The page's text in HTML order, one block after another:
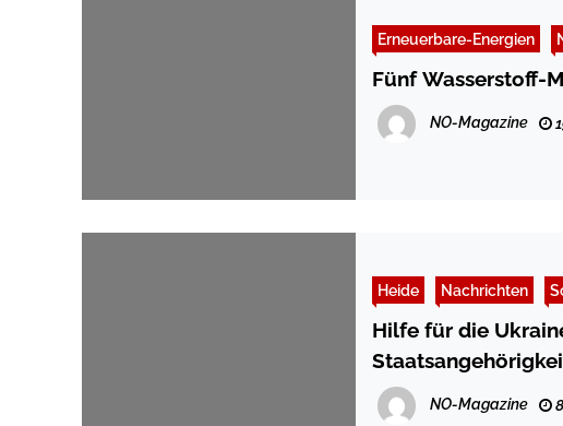
Erneuerbare-Energien
Fünf Wasserstoff-
NO-Magazine
Heide Nachrichten
Hilfe für die
NO-Magazine